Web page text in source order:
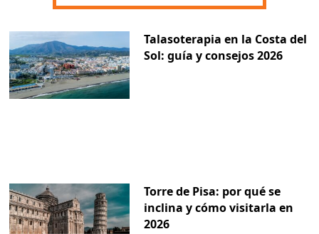
Talasoterapia en la Costa del
Sol: guía y consejos 2026
Torre de Pisa: por qué se
inclina y cómo visitarla en
2026